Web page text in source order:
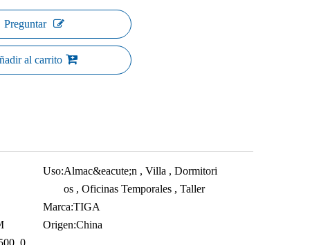
Preguntar
al carrito
Uso:Almac&eacute;n , Villa , Dormitori
os , Oficinas Temporales , Taller
Marca:TIGA
Origen:China
0